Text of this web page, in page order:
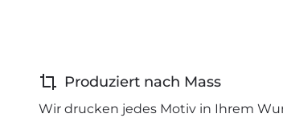
Produziert nach Mass
Wir drucken jedes Motiv in Ihrem